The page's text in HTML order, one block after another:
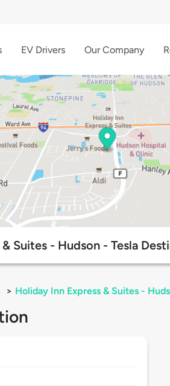
EV Drivers Our Company
Suites - Hudson - Tesla
> Holiday Inn Express & Suites -